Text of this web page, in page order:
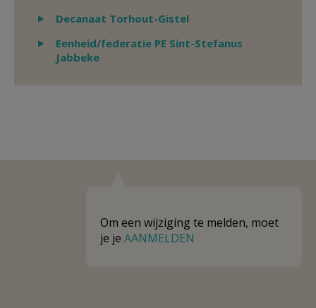
Weergeven
Decanaat Torhout-Gistel
Weergeven
Eenheid/federatie PE Sint-Stefanus
Jabbeke
Om een wijziging te melden, moet
je je AANMELDEN